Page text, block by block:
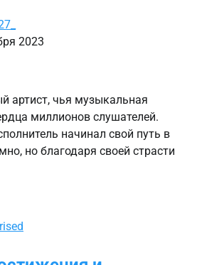
2023
артист, чья музыкальная
миллионов слушателей.
начинал свой путь в
но благодаря своей страсти